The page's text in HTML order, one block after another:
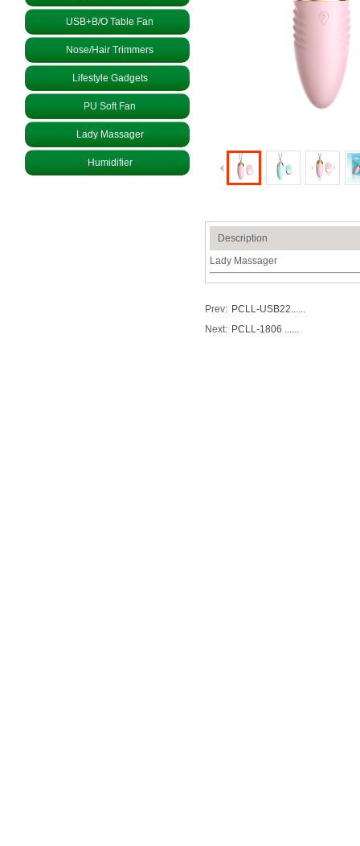
Description
Lady Massager
Prev: PCLL-USB22......
Next: PCLL-1806 ......
USB+B/O Table Fan
Nose/Hair Trimmers
Lifestyle Gadgets
PU Soft Fan
Lady Massager
Humidifier